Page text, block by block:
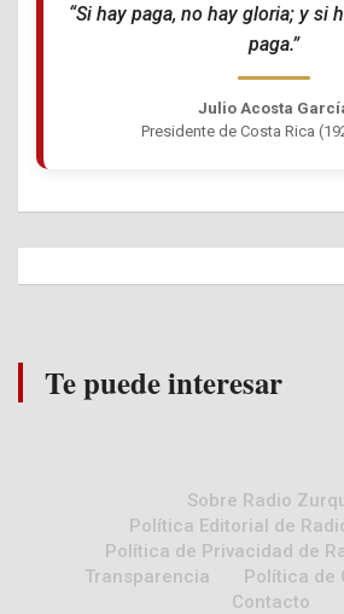
“Si hay paga, no hay gloria; y si
paga.”
Julio Acosta
Presidente de Costa Rica
Te puede interesar
Sobre Radio
Política Editorial de
Política de Privacidad de
Transparencia
Política de
Contacto